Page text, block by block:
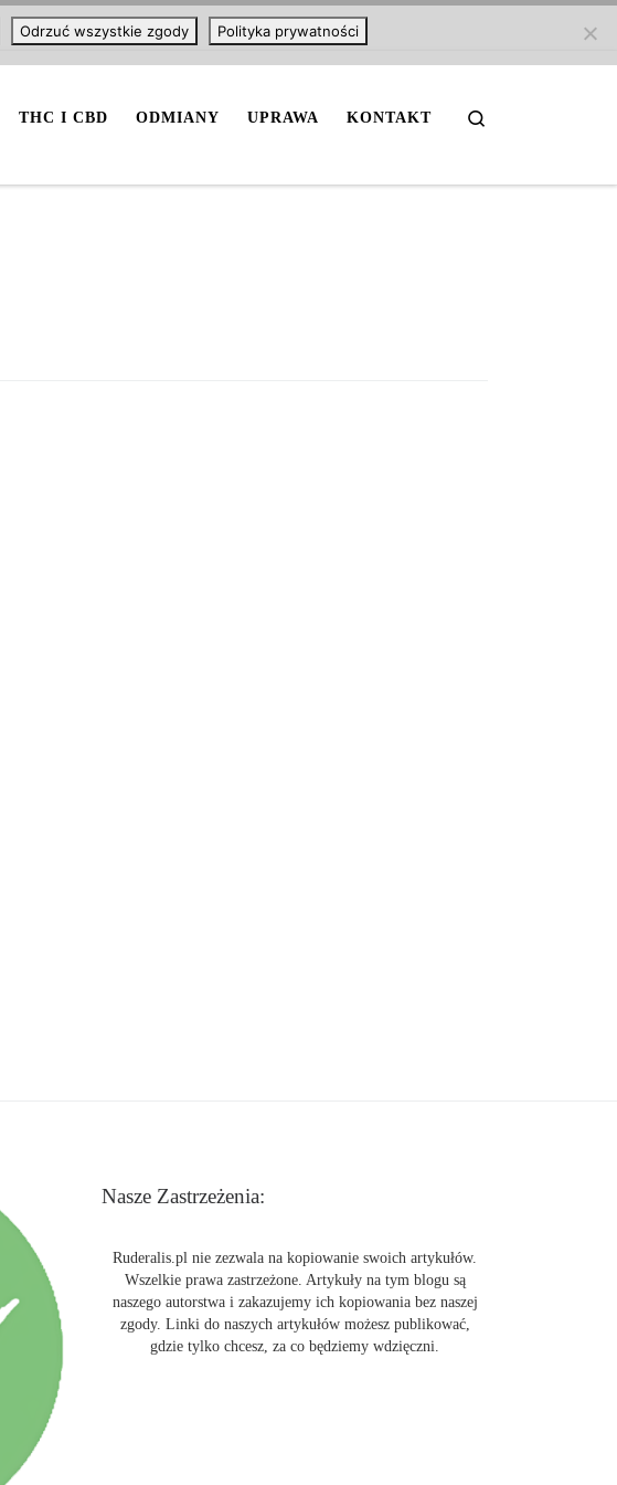
THC I CBD ODMIANY UPRAWA KONTAKT
Nasze Zastrzeżenia:
Ruderalis.pl nie zezwala na kopiowanie swoich artykułów.
Wszelkie prawa zastrzeżone. Artykuły na tym blogu są
naszego autorstwa i zakazujemy ich kopiowania bez naszej
zgody. Linki do naszych artykułów możesz publikować,
gdzie tylko chcesz, za co będziemy wdzięczni.
Odrzuć wszystkie zgody Polityka prywatności